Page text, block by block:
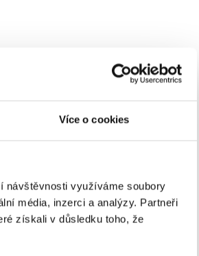
Více o cookies
návštěvnosti využíváme soubory
média, inzerci a analýzy. Partneři
získali v důsledku toho, že